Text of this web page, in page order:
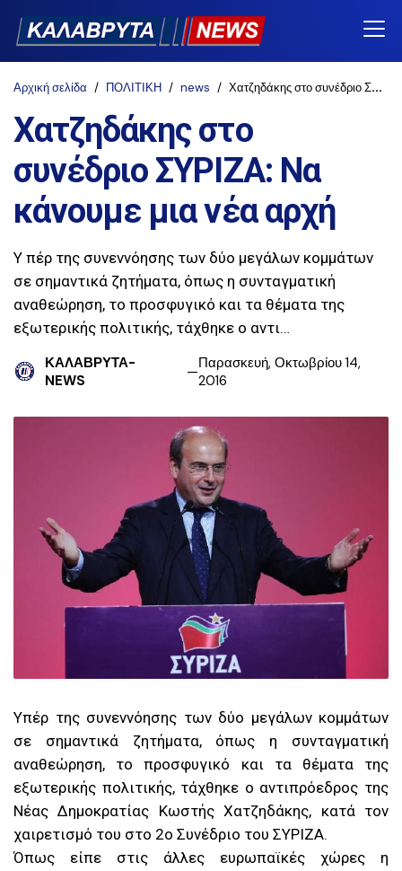
Αρχική σελίδα ΠΟΛΙΤΙΚΗ news Χατζηδάκης στο συνέδριο ΣΥΡΙΖΑ: Να κάνουμε μια νέα αρχή
Χατζηδάκης στο
συνέδριο ΣΥΡΙΖΑ: Να
κάνουμε μια νέα αρχή
Υ πέρ της συνεννόησης των δύο μεγάλων κομμάτων
σε σημαντικά ζητήματα, όπως η συνταγματική
αναθεώρηση, το προσφυγικό και τα θέματα της
εξωτερικής πολιτικής, τάχθηκε ο αντι…
ΚΑΛΑΒΡΥΤΑ-
NEWS
Παρασκευή, Οκτωβρίου 14,
2016
Υπέρ της συνεννόησης των δύο μεγάλων κομμάτων
σε σημαντικά ζητήματα, όπως η συνταγματική
αναθεώρηση, το προσφυγικό και τα θέματα της
εξωτερικής πολιτικής, τάχθηκε ο αντιπρόεδρος της
Νέας Δημοκρατίας Κωστής Χατζηδάκης, κατά τον
χαιρετισμό του στο 2ο Συνέδριο του ΣΥΡΙΖΑ.
Όπως είπε στις άλλες ευρωπαϊκές χώρες η